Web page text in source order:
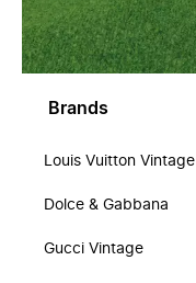
Brands
Louis Vuitton Vintage
Dolce & Gabbana
Gucci Vintage